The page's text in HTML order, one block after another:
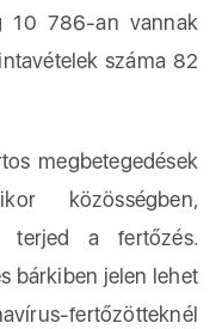
10 786-an vannak
száma 82
megbetegedések
közösségben,
terjed a fertőzés.
bárkiben jelen lehet
fertőzötteknél